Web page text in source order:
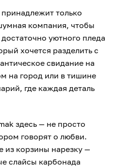
только
компания, чтобы
уютного пледа
хочется разделить с
свидание на
на город или в тишине
где каждая деталь
здесь — не просто
говорят о любви.
из корзины нарезку —
слайсы карбонада